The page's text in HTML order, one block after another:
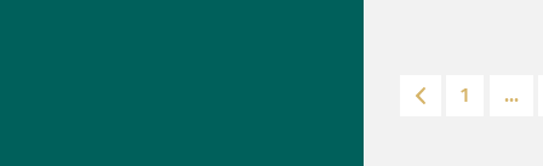
1 ...